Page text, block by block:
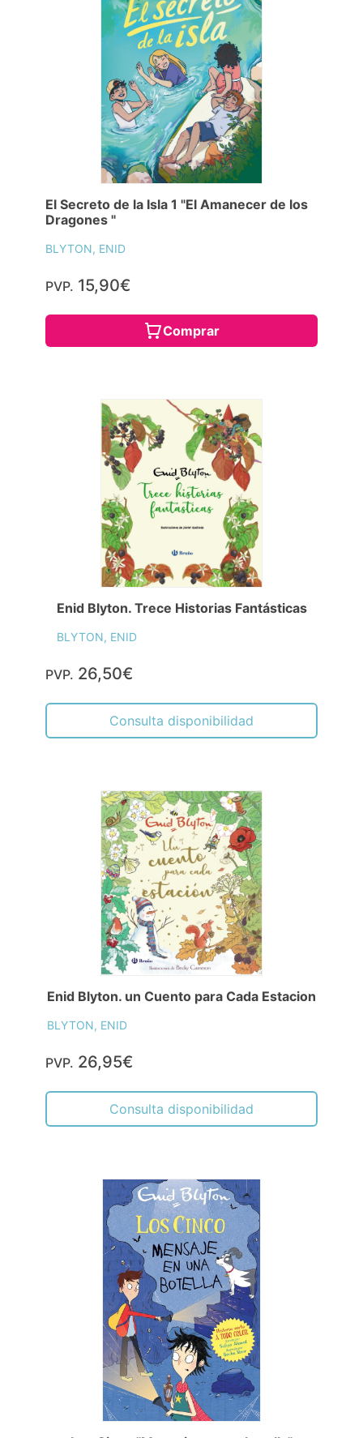
El Secreto de la Isla 1 "El Amanecer de los
Dragones "
BLYTON, ENID
PVP. 15,90€
Comprar
Enid Blyton. Trece Historias Fantásticas
BLYTON, ENID
PVP. 26,50€
Consulta disponibilidad
Enid Blyton. un Cuento para Cada Estacion
BLYTON, ENID
PVP. 26,95€
Consulta disponibilidad